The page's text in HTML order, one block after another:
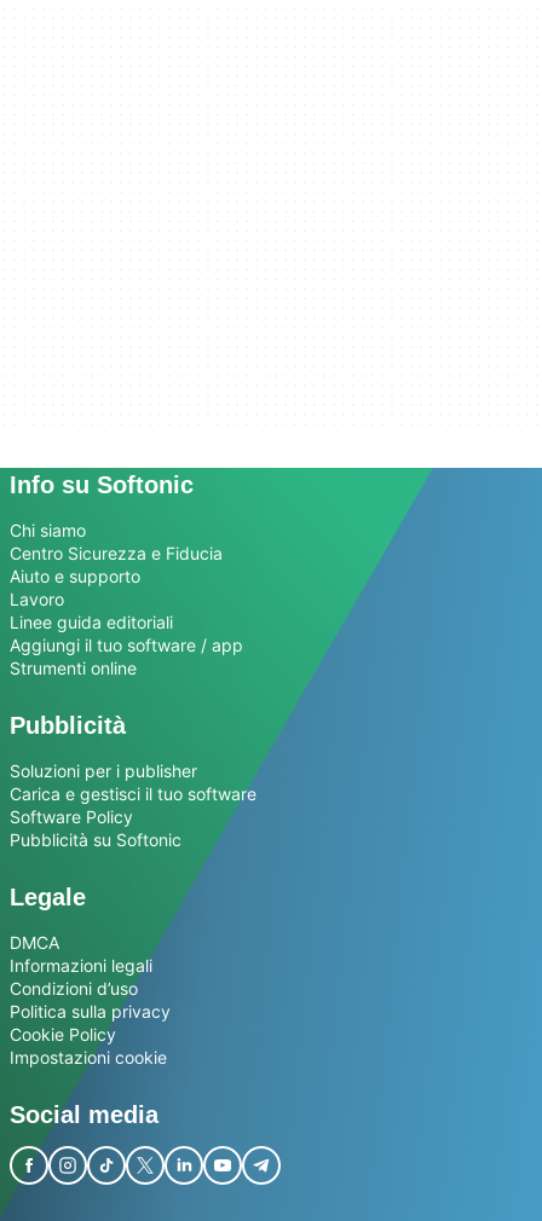
Info su Softonic
Chi siamo
Centro Sicurezza e Fiducia
Aiuto e supporto
Lavoro
Linee guida editoriali
Aggiungi il tuo software / app
Strumenti online
Pubblicità
Soluzioni per i publisher
Carica e gestisci il tuo software
Software Policy
Pubblicità su Softonic
Legale
DMCA
Informazioni legali
Condizioni d’uso
Politica sulla privacy
Cookie Policy
Impostazioni cookie
Social media